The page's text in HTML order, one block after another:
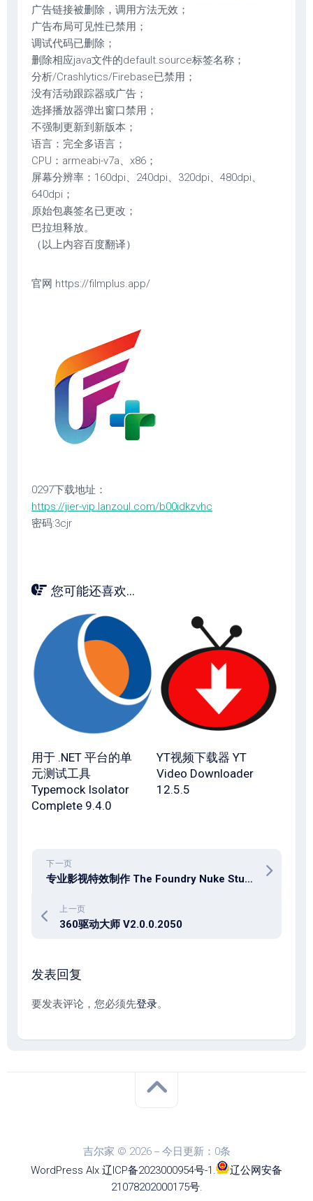
广告链接被删除，调用方法无效；
广告布局可见性已禁用；
调试代码已删除；
删除相应java文件的default.source标签名称；
分析/Crashlytics/Firebase已禁用；
没有活动跟踪器或广告；
选择播放器弹出窗口禁用；
不强制更新到新版本；
语言：完全多语言；
CPU：armeabi-v7a、x86；
屏幕分辨率：160dpi、240dpi、320dpi、480dpi、
640dpi；
原始包裹签名已更改；
巴拉坦释放。
（以上内容百度翻译）
官网 https://filmplus.app/
0297下载地址：
https://jier-vip.lanzoul.com/b00idkzvhc
密码:3cjr
您可能还喜欢...
用于 .NET 平台的单
元测试工具
Typemock Isolator
Complete 9.4.0
YT视频下载器 YT
Video Downloader
12.5.5
下一页
专业影视特效制作 The Foundry Nuke Studio 15.1v3 for macOS
上一页
360驱动大师 V2.0.0.2050
发表回复
要发表评论，您必须先登录。
吉尔家 © 2026－今日更新：0条
WordPress Alx.辽ICP备2023000954号-1 .
辽公网安备
21078202000175号.